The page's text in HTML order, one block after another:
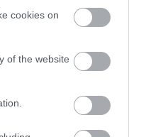
cookies on
of the website
θεματική, από
Από την άλλη, ένα καλό
ήθελες, είναι μια καλή